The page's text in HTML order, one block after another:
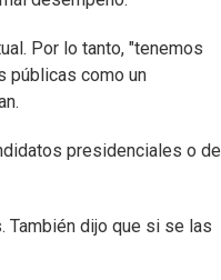
Por lo tanto, "tenemos
públicas como un
presidenciales o de
También dijo que si se las